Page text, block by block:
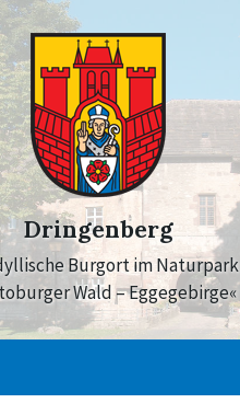
Dringenberg
Burgort im Naturpark
Wald – Eggegebirge«